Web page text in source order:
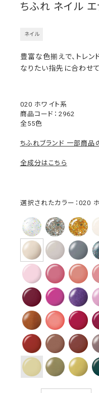
ちふれ ネイル エ
ネイル
2962
020 ホワイト系
豊富な色揃えで、トレン
なりたい指先に合わせ
全55色
ちふれブランド 一部商品
全成分はこちら
選択されたカラー：020